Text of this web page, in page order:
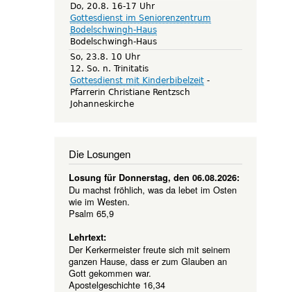
Do, 20.8. 16-17 Uhr
Gottesdienst im Seniorenzentrum
Bodelschwingh-Haus
Bodelschwingh-Haus
So, 23.8. 10 Uhr
12. So. n. Trinitatis
Gottesdienst mit Kinderbibelzeit
Pfarrerin Christiane Rentzsch
Johanneskirche
Die Losungen
Losung für Donnerstag, den 06.08.2026:
Du machst fröhlich, was da lebet im Osten
wie im Westen.
Psalm 65,9
Lehrtext:
Der Kerkermeister freute sich mit seinem
ganzen Hause, dass er zum Glauben an
Gott gekommen war.
Apostelgeschichte 16,34